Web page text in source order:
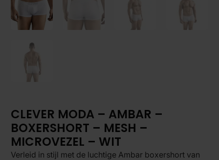
CLEVER MODA – AMBAR –
BOXERSHORT – MESH –
MICROVEZEL – WIT
Verleid in stijl met de luchtige Ambar boxershort van